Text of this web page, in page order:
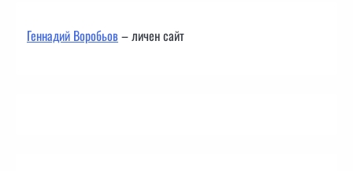
Геннадий Воробьов– личен сайт